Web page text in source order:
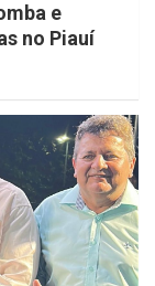
e
no Piauí